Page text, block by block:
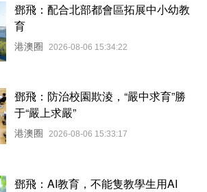
鄧飛：配合北部都會區拓展中小幼教
育
港澳圈 2026-08-06 15:34:22
鄧飛：防治校園欺淩，“嚴中求育”勝
于“嚴上求嚴”
港澳圈 2026-08-06 15:33:17
鄧飛：AI教育，不能隻教學生用AI